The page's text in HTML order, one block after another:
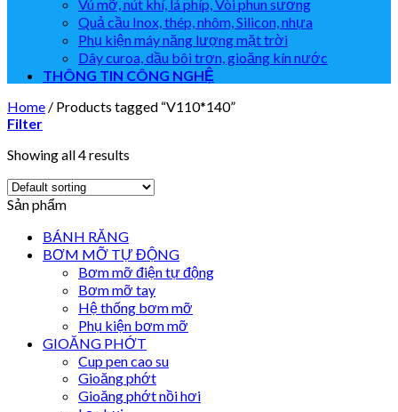
Vú mỡ, nút khí, lá phíp, Vòi phun sương
Quả cầu Inox, thép, nhôm, Silicon, nhựa
Phụ kiện máy năng lượng mặt trời
Dây curoa, dầu bôi trơn, gioăng kín nước
THÔNG TIN CÔNG NGHỆ
Home / Products tagged “V110*140”
Filter
Showing all 4 results
Sản phẩm
BÁNH RĂNG
BƠM MỠ TỰ ĐỘNG
Bơm mỡ điện tự động
Bơm mỡ tay
Hệ thống bơm mỡ
Phụ kiện bơm mỡ
GIOĂNG PHỚT
Cup pen cao su
Gioăng phớt
Gioăng phớt nồi hơi